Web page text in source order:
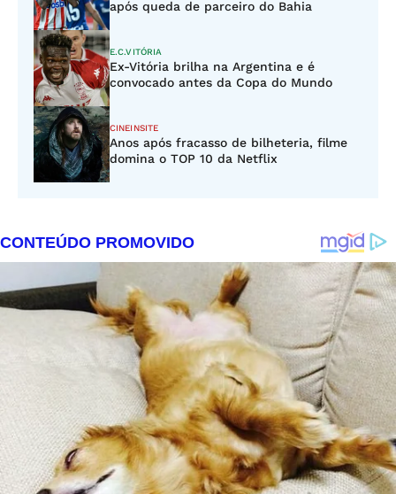
após queda de parceiro do Bahia
E.C.VITÓRIA
Ex-Vitória brilha na Argentina e é
convocado antes da Copa do Mundo
CINEINSITE
Anos após fracasso de bilheteria, filme
domina o TOP 10 da Netflix